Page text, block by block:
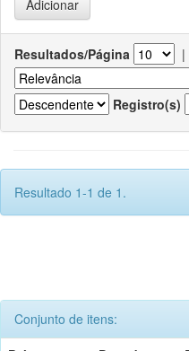
Resultados/Página |
Registro(s)
Resultado 1-1 de 1.
Conjunto de itens: